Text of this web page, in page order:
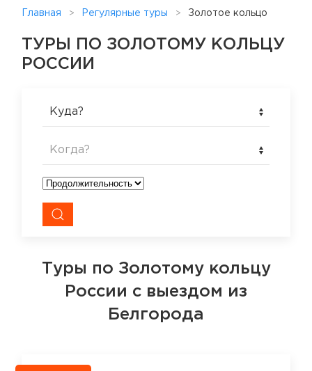
Главная Регулярные туры Золотое кольцо
ТУРЫ ПО ЗОЛОТОМУ КОЛЬЦУ
РОССИИ
Куда?
Когда?
Туры по Золотому кольцу
России с выездом из
Белгорода